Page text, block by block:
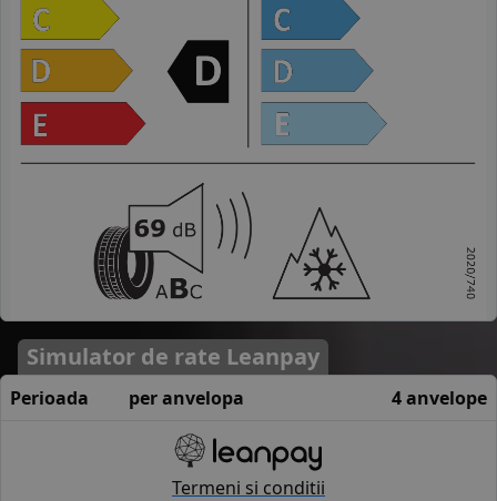
Simulator de rate Leanpay
Perioada per anvelopa 4 anvelope
Termeni si conditii